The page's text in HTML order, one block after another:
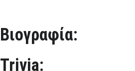
Βιογραφία:
Trivia: